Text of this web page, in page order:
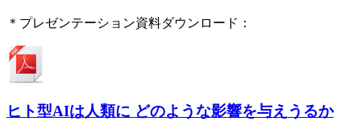
＊プレゼンテーション資料ダウンロード：
ヒト型AIは人類に どのような影響を与えうるか